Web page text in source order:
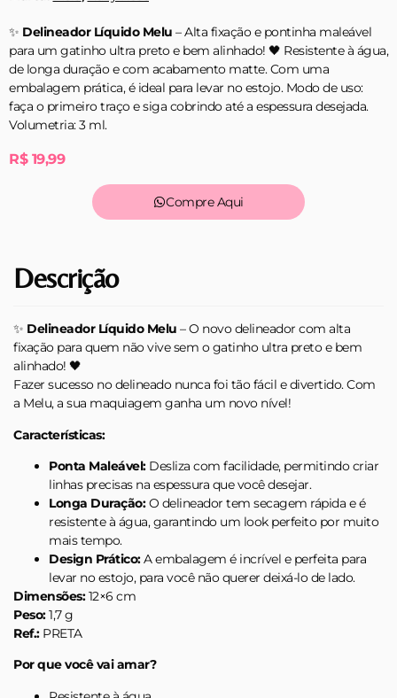
✨ Delineador Líquido Melu – Alta fixação e pontinha maleável
para um gatinho ultra preto e bem alinhado! 🖤 Resistente à água,
de longa duração e com acabamento matte. Com uma
embalagem prática, é ideal para levar no estojo. Modo de uso:
faça o primeiro traço e siga cobrindo até a espessura desejada.
Volumetria: 3 ml.
R$19,99
Compre Aqui
Descrição
✨ Delineador Líquido Melu – O novo delineador com alta
fixação para quem não vive sem o gatinho ultra preto e bem
alinhado! 🖤
Fazer sucesso no delineado nunca foi tão fácil e divertido. Com
a Melu, a sua maquiagem ganha um novo nível!
Características:
Ponta Maleável:Desliza com facilidade, permitindo criar
linhas precisas na espessura que você desejar.
Longa Duração:O delineador tem secagem rápida e é
resistente à água, garantindo um look perfeito por muito
mais tempo.
Design Prático:A embalagem é incrível e perfeita para
levar no estojo, para você não querer deixá-lo de lado.
Dimensões:12×6 cm
Peso:1,7 g
Ref.:PRETA
Por que você vai amar?